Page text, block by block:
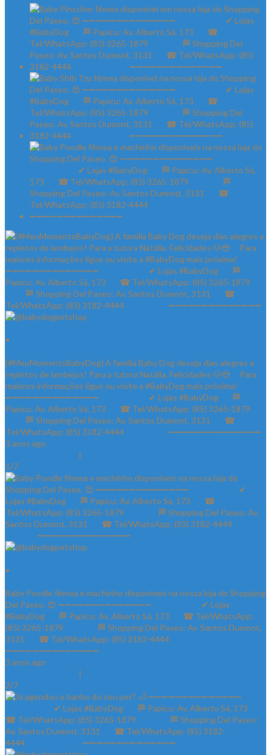
•
{#MeuMomentoBabyDog} A família Baby Dog deseja dias alegres e
repletos de lambejos! Para a tutora Natália. Felicidades 🐶😍 ⠀ Para
maiores informações ligue ou visite a #BabyDog mais próxima! ⠀
➖➖➖➖➖➖➖➖➖➖➖➖➖➖ ⠀⠀⠀⠀⠀⠀⠀⠀✔ Lojas #BabyDog⠀⠀ 🏁
Papicu: Av. Alberto Sá, 173⠀⠀ ☎ Tel/WhatsApp: (85) 3265-1879⠀⠀
⠀⠀⠀ 🏁 Shopping Del Paseo: Av. Santos Dumont, 3131⠀⠀ ☎
Tel/WhatsApp: (85) 3182-4444⠀⠀⠀⠀⠀⠀⠀ ➖➖➖➖➖➖➖➖➖➖➖➖➖➖
3 anos ago
|
1/7
•
Baby Poodle fêmea e machinho disponíveis na nossa loja do Shopping
Del Paseo. 😍 ➖➖➖➖➖➖➖➖➖➖➖➖➖➖ ⠀⠀⠀⠀⠀⠀⠀⠀✔ Lojas
#BabyDog⠀⠀ 🏁 Papicu: Av. Alberto Sá, 173⠀⠀ ☎ Tel/WhatsApp:
(85) 3265-1879⠀⠀ ⠀⠀⠀ 🏁 Shopping Del Paseo: Av. Santos Dumont,
3131⠀⠀ ☎ Tel/WhatsApp: (85) 3182-4444⠀⠀⠀⠀ ⠀⠀⠀⠀⠀
➖➖➖➖➖➖➖➖➖➖➖➖➖➖
3 anos ago
|
2/7